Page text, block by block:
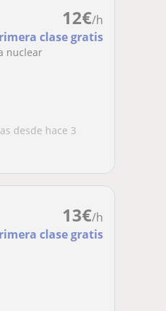
12€/h
clase gratis
nuclear
desde hace 3
13€/h
clase gratis